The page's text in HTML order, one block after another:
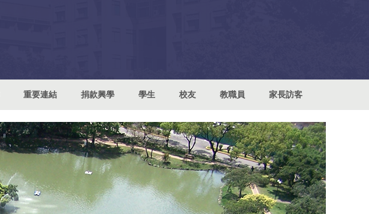
重要連結 捐款興學 學生 校友 教職員 家長訪客